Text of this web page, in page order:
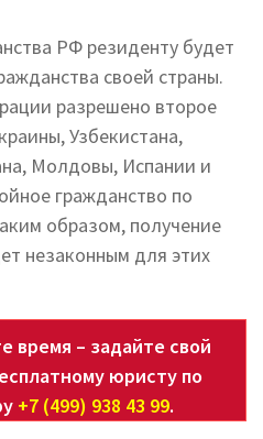
РФ резиденту будет
своей страны.
разрешено второе
Узбекистана,
Молдовы, Испании и
гражданство по
образом, получение
незаконным для этих
время – задайте свой
юристу по
+7 (499) 938 43 99.